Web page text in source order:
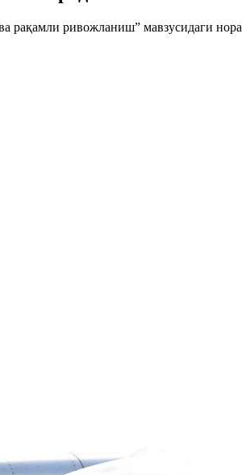
рақамли ривожланиш” мавзусидаги